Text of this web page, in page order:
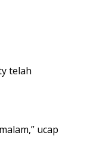
telah
ucap